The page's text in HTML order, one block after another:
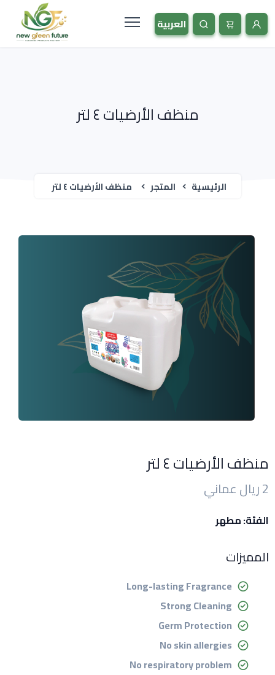
منظف الأرضيات ٤ لتر
الرئيسية المتجر منظف الأرضيات ٤ لتر
منظف الأرضيات ٤ لتر
2 ريال عماني
الفئة: مطهر
المميزات
Long-lasting Fragrance
Strong Cleaning
Germ Protection
No skin allergies
No respiratory problem